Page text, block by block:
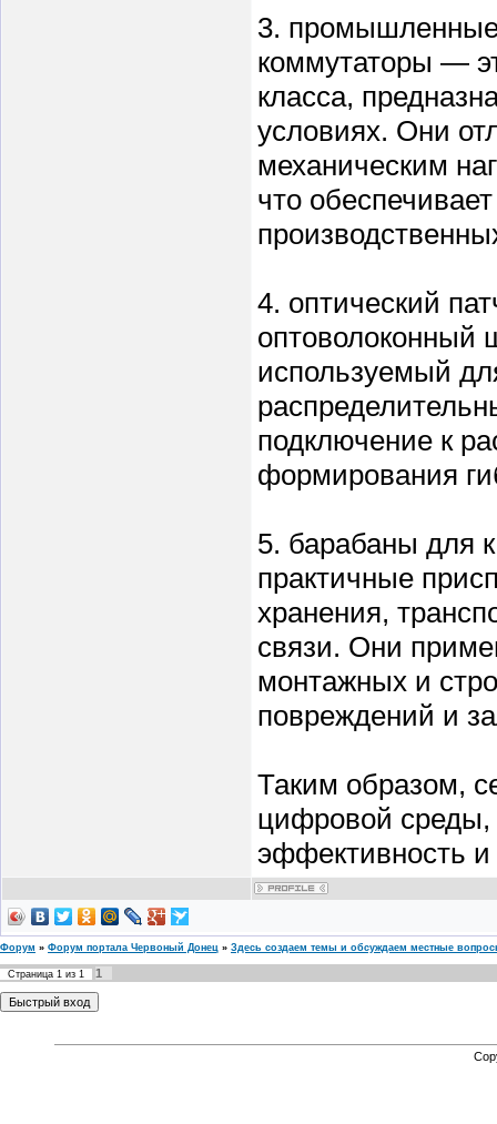
3.
коммутаторы —
класса,
условиях. Они
механическим
что
4. оптический
оптоволоконный
используемый
подключение к
формирования
5. барабаны для
практичные
хранения,
связи. Они
монтажных и
повреждений и
Таким образом,
цифровой среды,
эффективность и
Форум » Форум портала Червоный Донец » Здесь создаем темы и обсуждаем местные
Страница 1 из 1 1